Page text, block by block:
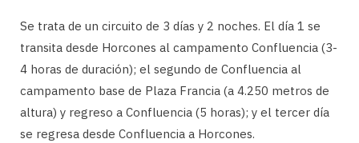
Se trata de un circuito de 3 días y 2 noches. El día 1 se
transita desde Horcones al campamento Confluencia (3-
4 horas de duración); el segundo de Confluencia al
campamento base de Plaza Francia (a 4.250 metros de
altura) y regreso a Confluencia (5 horas); y el tercer día
se regresa desde Confluencia a Horcones.